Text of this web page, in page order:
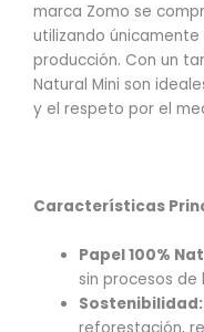
marca Zomo se
utilizando
producción. Con un
Natural Mini son
y el respeto por el
Características
Papel 100%
sin procesos de
Sostenibilidad: